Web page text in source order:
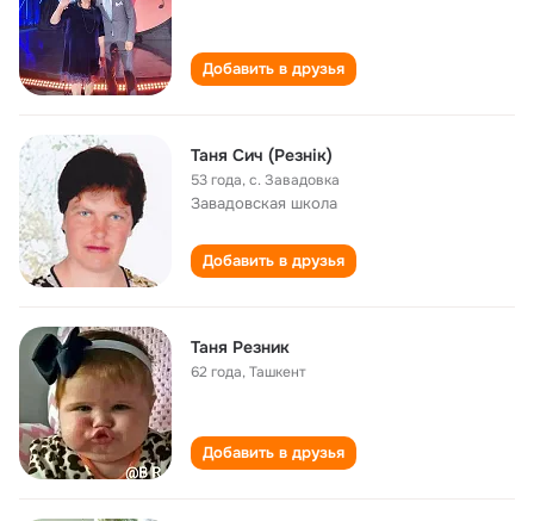
Добавить в друзья
Таня Сич (Резнік)
53 года,с. Завадовка
Завадовская школа
Добавить в друзья
Таня Резник
62 года,Ташкент
Добавить в друзья